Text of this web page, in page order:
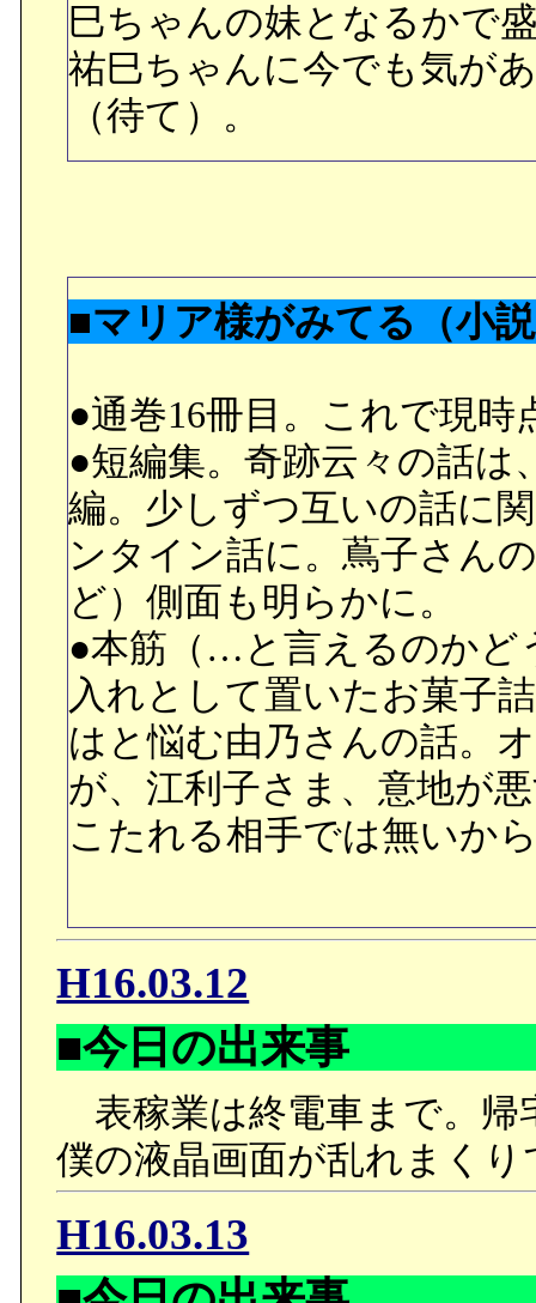
巳ちゃんの妹となるかで
祐巳ちゃんに今でも気が
（待て）。
■マリア様がみてる（小
●通巻16冊目。これで現
●短編集。奇跡云々の話は
編。少しずつ互いの話に
ンタイン話に。蔦子さん
ど）側面も明らかに。
●本筋（…と言えるのかど
入れとして置いたお菓子
はと悩む由乃さんの話。
が、江利子さま、意地が
こたれる相手では無いか
H16.03.12
■今日の出来事
表稼業は終電車まで。帰
僕の液晶画面が乱れまく
H16.03.13